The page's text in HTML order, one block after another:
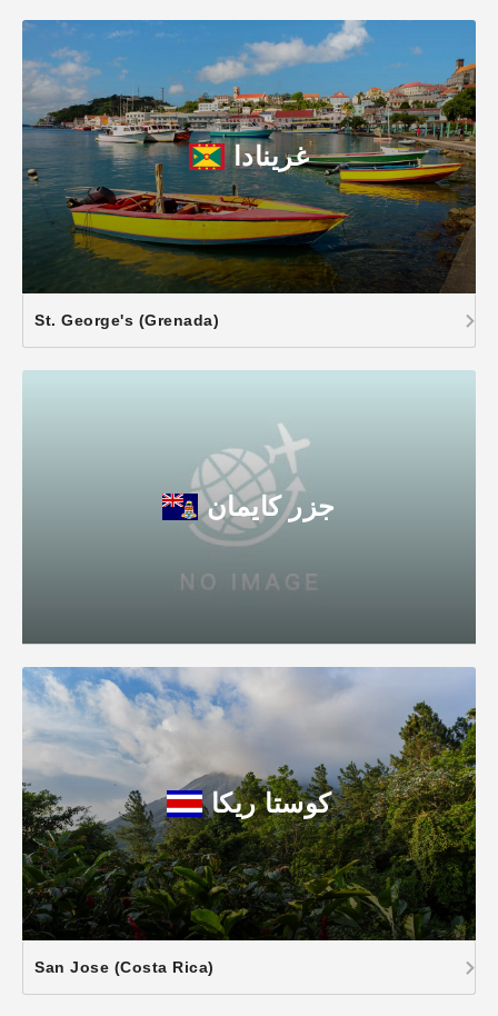
غرينادا
St. George's (Grenada)
جزر كايمان
كوستا ريكا
San Jose (Costa Rica)